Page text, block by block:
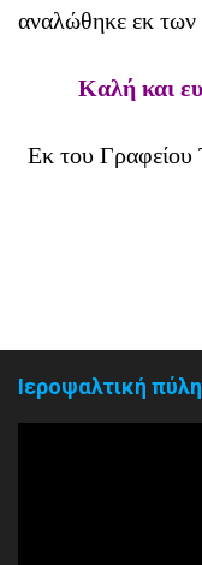
αναλώθηκε εκ των
Καλή και
Εκ του Γραφείου
Ιεροψαλτική πύλη